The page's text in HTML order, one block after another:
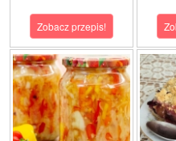
Zobacz przepis!